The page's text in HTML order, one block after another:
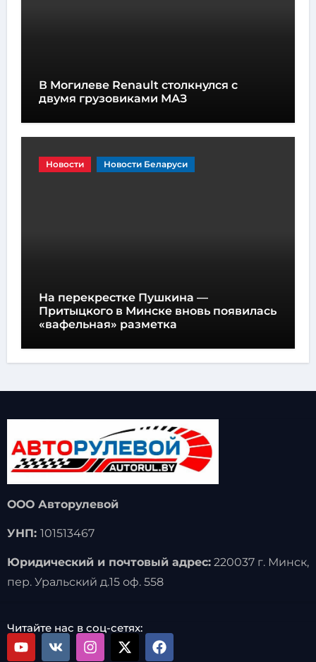
В Могилеве Renault столкнулся с
двумя грузовиками МАЗ
Новости Новости Беларуси
На перекрестке Пушкина —
Притыцкого в Минске вновь появилась
«вафельная» разметка
ООО Авторулевой
УНП: 101513467
Юридический и почтовый адрес:220037 г. Минск,
пер. Уральский д.15 оф. 558
Читайте нас в соц-сетях: